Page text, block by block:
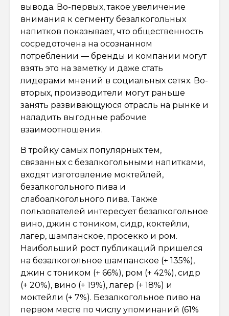
вывода. Во-первых, такое увеличение
внимания к сегменту безалкогольных
напитков показывает, что общественность
сосредоточена на осознанном
потреблении — бренды и компании могут
взять это на заметку и даже стать
лидерами мнений в социальных сетях. Во-
вторых, производители могут раньше
занять развивающуюся отрасль на рынке и
наладить выгодные рабочие
взаимоотношения.
В тройку самых популярных тем,
связанных с безалкогольными напитками,
входят изготовление моктейлей,
безалкогольного пива и
слабоалкогольного пива. Также
пользователей интересует безалкогольное
вино, джин с тоником, сидр, коктейли,
лагер, шампанское, просекко и ром.
Наибольший рост публикаций пришелся
на безалкогольное шампанское (+ 135%),
джин с тоником (+ 66%), ром (+ 42%), сидр
(+ 20%), вино (+ 19%), лагер (+ 18%) и
моктейли (+ 7%). Безалкогольное пиво на
первом месте по числу упоминаний (61%